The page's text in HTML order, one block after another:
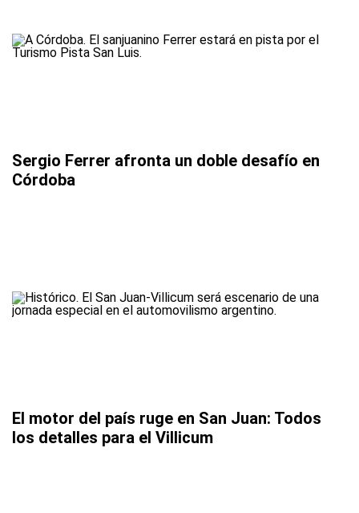
Sergio Ferrer afronta un doble desafío en
Córdoba
El motor del país ruge en San Juan: Todos
los detalles para el Villicum